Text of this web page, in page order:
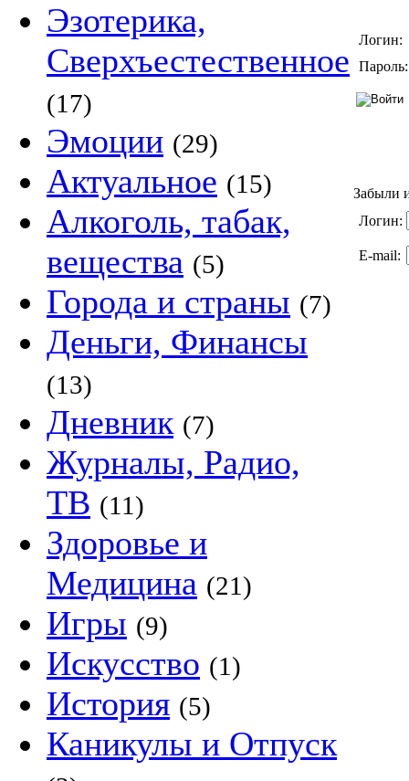
Эзотерика,
Сверхъестественное
(17)
Эмоции (29)
Актуальное (15)
Алкоголь, табак,
вещества (5)
Города и страны (7)
Деньги, Финансы
(13)
Дневник (7)
Журналы, Радио,
ТВ (11)
Здоровье и
Медицина (21)
Игры (9)
Искусство (1)
История (5)
Каникулы и Отпуск
Логин:
Пароль:
Забыли
Логин:
E-mail: